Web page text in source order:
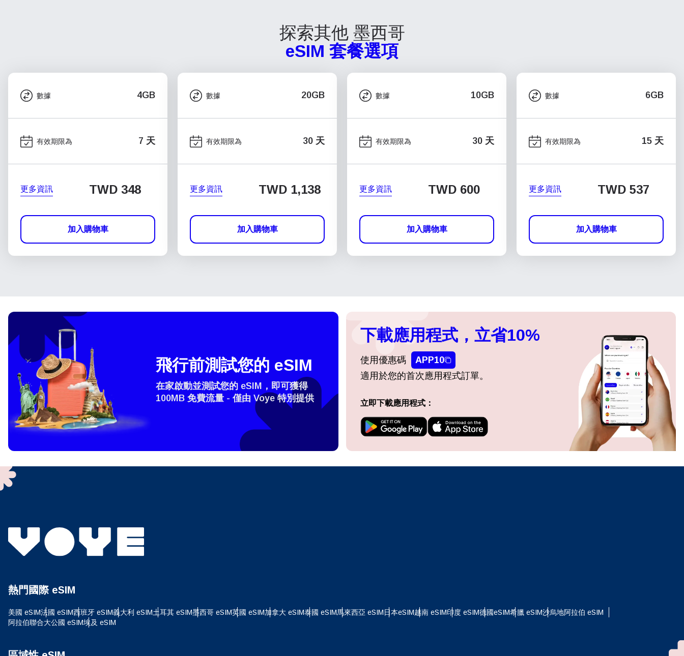
探索其他 墨西哥
eSIM 套餐選項
數據 4GB
有效期限為 7 天
更多資訊 TWD 348
加入購物車
數據 20GB
有效期限為 30 天
更多資訊 TWD 1,138
加入購物車
數據 10GB
有效期限為 30 天
更多資訊 TWD 600
加入購物車
數據 6GB
有效期限為 15 天
更多資訊 TWD 537
加入購物車
How do I get my eSim?
To get your eSIM, start by checking if your device supports eSIM
They will provide you with a QR code or activation details that you can scan
飛行前測試您的 eSIM
在家啟動並測試您的 eSIM，即可獲得
100MB 免費流量 - 僅由 Voye 特別提供
下載應用程式，立省10%
使用優惠碼
APP10
適用於您的首次應用程式訂單。
立即下載應用程式：
熱門國際 eSIM
美國 eSIM法國 eSIM西班牙 eSIM義大利 eSIM土耳其 eSIM墨西哥 eSIM英國 eSIM加拿大 eSIM泰國 eSIM馬來西亞 eSIM日本eSIM越南 eSIM印度 eSIM德國eSIM希臘 eSIM沙烏地阿拉伯 eSIM
阿拉伯聯合大公國 eSIM埃及 eSIM
選擇語言： 登入或註冊